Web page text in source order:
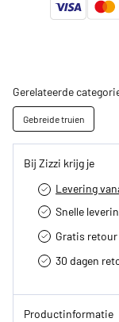
Gerelateerde
Gebreide truien
Bij Zizzi krijg je
Levering
Snelle
Gratis
30 dagen
Productinformatie